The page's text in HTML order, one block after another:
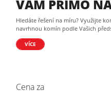
VÁM PŘÍMO
Hledáte řešení na míru? Využijte
navrhnou komín podle Vašich
VÍCE
Cena za